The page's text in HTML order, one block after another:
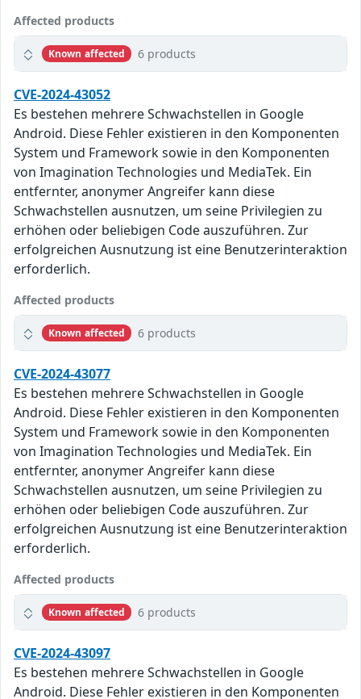
Affected products
Known affected 6 products
CVE-2024-43052
Es bestehen mehrere Schwachstellen in Google
Android. Diese Fehler existieren in den Komponenten
System und Framework sowie in den Komponenten
von Imagination Technologies und MediaTek. Ein
entfernter, anonymer Angreifer kann diese
Schwachstellen ausnutzen, um seine Privilegien zu
erhöhen oder beliebigen Code auszuführen. Zur
erfolgreichen Ausnutzung ist eine Benutzerinteraktion
erforderlich.
Affected products
Known affected 6 products
CVE-2024-43077
Es bestehen mehrere Schwachstellen in Google
Android. Diese Fehler existieren in den Komponenten
System und Framework sowie in den Komponenten
von Imagination Technologies und MediaTek. Ein
entfernter, anonymer Angreifer kann diese
Schwachstellen ausnutzen, um seine Privilegien zu
erhöhen oder beliebigen Code auszuführen. Zur
erfolgreichen Ausnutzung ist eine Benutzerinteraktion
erforderlich.
Affected products
Known affected 6 products
CVE-2024-43097
Es bestehen mehrere Schwachstellen in Google
Android. Diese Fehler existieren in den Komponenten